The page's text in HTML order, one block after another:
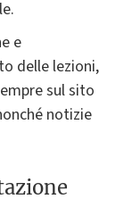
e
delle lezioni,
sul sito
notizie